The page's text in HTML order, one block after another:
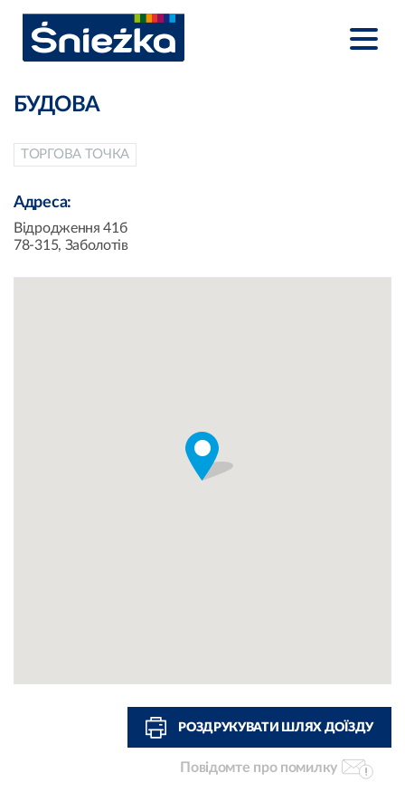
БУДОВА
ТОРГОВА ТОЧКА
Адреса:
Відродження 41б
78-315, Заболотів
РОЗДРУКУВАТИ ШЛЯХ ДОЇЗДУ
Повідомте про помилку